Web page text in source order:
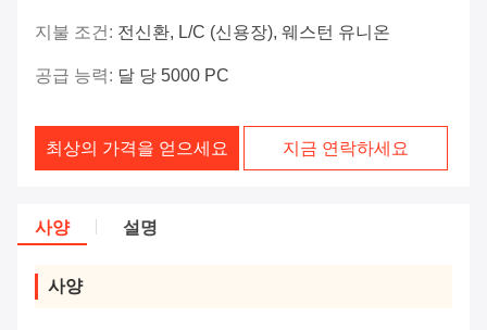
지불 조건: 전신환, L/C (신용장), 웨스턴 유니온
공급 능력: 달 당 5000 PC
최상의 가격을 얻으세요 지금 연락하세요
사양 설명
사양